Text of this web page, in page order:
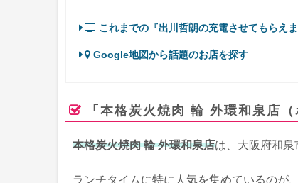
これまでの『出川哲朗の充電させてもらえ
Google地図から話題のお店を探す
「本格炭火焼肉 輪 外環和泉店
本格炭火焼肉 輪 外環和泉店は、大阪府和泉
ランチタイムに特に人気を集めているのが